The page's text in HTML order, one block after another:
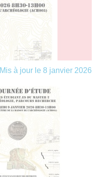
Mis à jour le 8 janvier 2026